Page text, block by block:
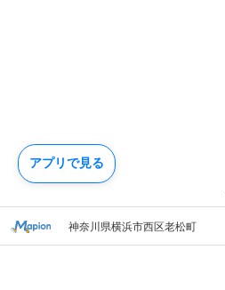
神奈川県横浜市西区老松町
アプリで見る